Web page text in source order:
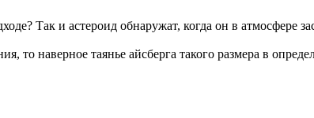
Так и астероид обнаружат, когда он в атмосфере
то наверное таянье айсберга такого размера в